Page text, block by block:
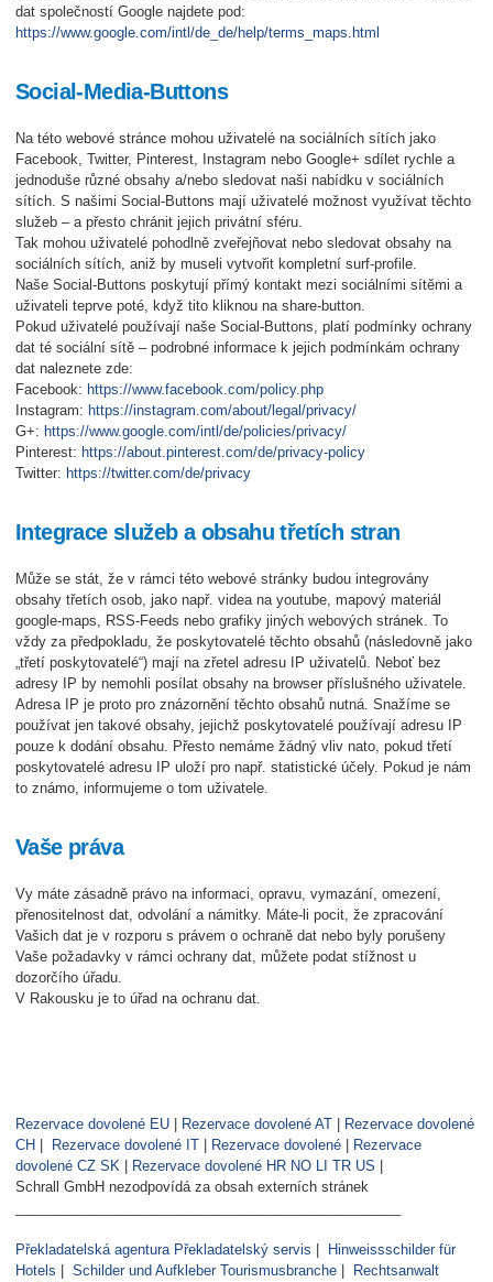
dat společností Google najdete pod:
https://www.google.com/intl/de_de/help/terms_maps.html
Social-Media-Buttons
Na této webové stránce mohou uživatelé na sociálních sítích jako
Facebook, Twitter, Pinterest, Instagram nebo Google+ sdílet rychle a
jednoduše různé obsahy a/nebo sledovat naši nabídku v sociálních
sítích. S našimi Social-Buttons mají uživatelé možnost využívat těchto
služeb – a přesto chránit jejich privátní sféru.
Tak mohou uživatelé pohodlně zveřejňovat nebo sledovat obsahy na
sociálních sítích, aniž by museli vytvořit kompletní surf-profile.
Naše Social-Buttons poskytují přímý kontakt mezi sociálními sítěmi a
uživateli teprve poté, když tito kliknou na share-button.
Pokud uživatelé používají naše Social-Buttons, platí podmínky ochrany
dat té sociální sítě – podrobné informace k jejich podmínkám ochrany
dat naleznete zde:
Facebook: https://www.facebook.com/policy.php
Instagram: https://instagram.com/about/legal/privacy/
G+: https://www.google.com/intl/de/policies/privacy/
Pinterest: https://about.pinterest.com/de/privacy-policy
Twitter: https://twitter.com/de/privacy
Integrace služeb a obsahu třetích stran
Může se stát, že v rámci této webové stránky budou integrovány
obsahy třetích osob, jako např. videa na youtube, mapový materiál
google-maps, RSS-Feeds nebo grafiky jiných webových stránek. To
vždy za předpokladu, že poskytovatelé těchto obsahů (následovně jako
„třetí poskytovatelé“) mají na zřetel adresu IP uživatelů. Neboť bez
adresy IP by nemohli posílat obsahy na browser příslušného uživatele.
Adresa IP je proto pro znázornění těchto obsahů nutná. Snažíme se
používat jen takové obsahy, jejichž poskytovatelé používají adresu IP
pouze k dodání obsahu. Přesto nemáme žádný vliv nato, pokud třetí
poskytovatelé adresu IP uloží pro např. statistické účely. Pokud je nám
to známo, informujeme o tom uživatele.
Vaše práva
Vy máte zásadně právo na informaci, opravu, vymazání, omezení,
přenositelnost dat, odvolání a námitky. Máte-li pocit, že zpracování
Vašich dat je v rozporu s právem o ochraně dat nebo byly porušeny
Vaše požadavky v rámci ochrany dat, můžete podat stížnost u
dozorčího úřadu.
V Rakousku je to úřad na ochranu dat.
Rezervace dovolené EU Rezervace dovolené AT
Rezervace dovolené
CH
Rezervace dovolené IT Rezervace dovolené
Rezervace
dovolené CZ SK
Rezervace dovolené HR NO LI TR US
Schrall GmbH nezodpovídá za obsah externích stránek
Překladatelská agentura Překladatelský servis
Hinweissschilder für
Hotels
Schilder und Aufkleber Tourismusbranche
Rechtsanwalt